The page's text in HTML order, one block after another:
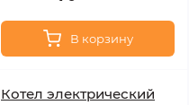
В корзину
Котел электрический